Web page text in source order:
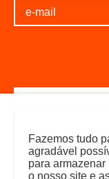
já
Fazemos tudo
agradável
para
o nosso site e